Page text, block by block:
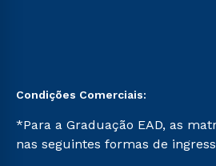
Condições Comerciais:
*Para a Graduação EAD, as
nas seguintes formas de